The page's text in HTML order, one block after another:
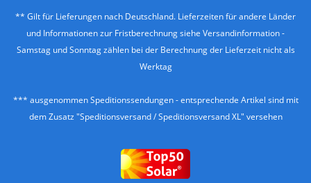
** Gilt für Lieferungen nach Deutschland. Lieferzeiten für andere Länder
und Informationen zur Fristberechnung siehe Versandinformation-
Samstag und Sonntag zählen bei der Berechnung der Lieferzeit nicht als
Werktag
*** ausgenommen Speditionssendungen - entsprechende Artikel sind mit
dem Zusatz "Speditionsversand / Speditionsversand XL" versehen